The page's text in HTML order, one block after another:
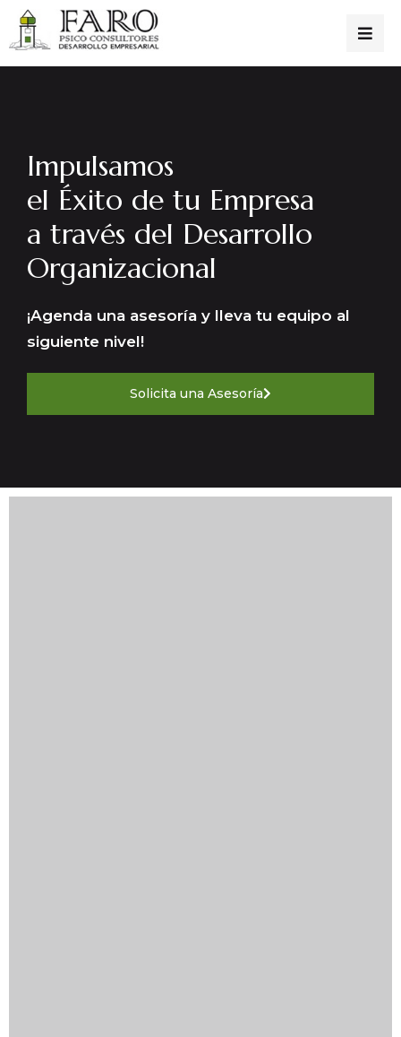
Impulsamos
el Éxito de tu Empresa
a través del Desarrollo
Organizacional
¡Agenda una asesoría y lleva tu equipo al
siguiente nivel!
Solicita una Asesoría